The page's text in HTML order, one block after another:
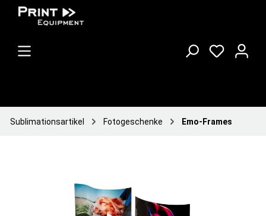
Sublimationsartikel Fotogeschenke Emo-Frames